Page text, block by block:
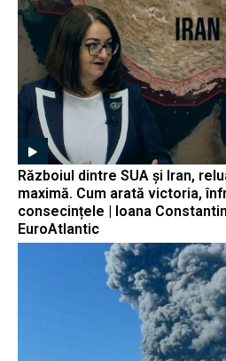
Războiul dintre SUA și Iran,
maximă. Cum arată victoria,
consecințele | Ioana
EuroAtlantic